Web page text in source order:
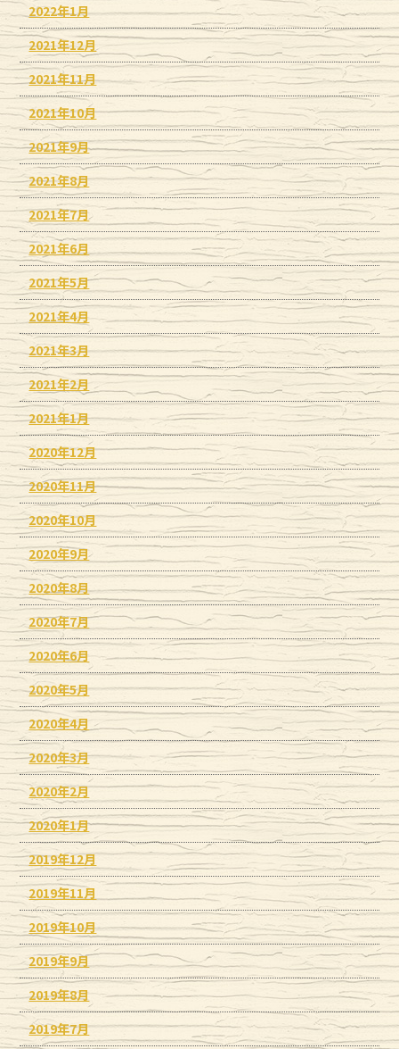
2022年1月
2021年12月
2021年11月
2021年10月
2021年9月
2021年8月
2021年7月
2021年6月
2021年5月
2021年4月
2021年3月
2021年2月
2021年1月
2020年12月
2020年11月
2020年10月
2020年9月
2020年8月
2020年7月
2020年6月
2020年5月
2020年4月
2020年3月
2020年2月
2020年1月
2019年12月
2019年11月
2019年10月
2019年9月
2019年8月
2019年7月